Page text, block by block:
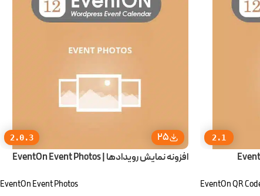
2.1
EventOn QR
25
2.0.3
افزونه نمایش رویدادها | EventOn Event Photos
EventOn Event Photos